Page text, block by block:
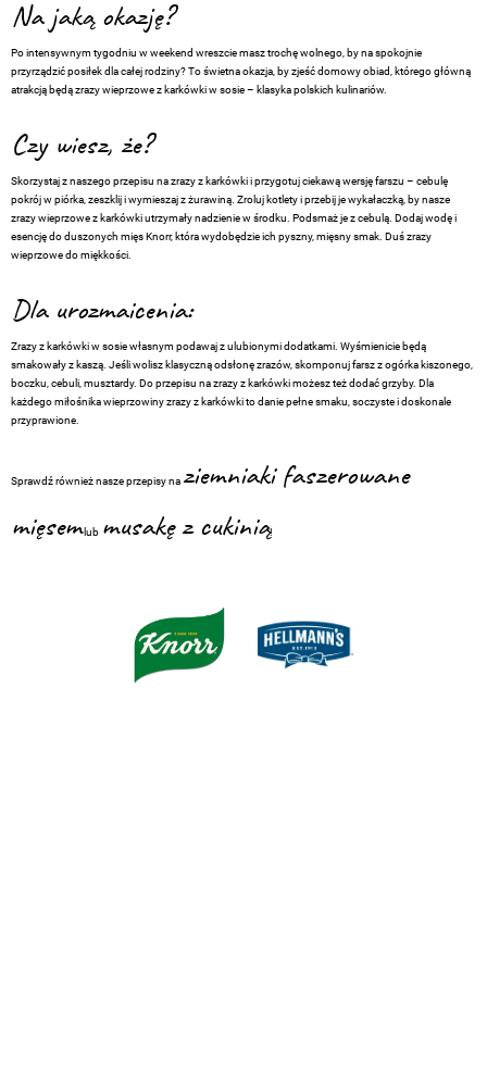
Na jaką okazję?
Po intensywnym tygodniu w weekend wreszcie masz trochę wolnego, by na spokojnie
przyrządzić posiłek dla całej rodziny? To świetna okazja, by zjeść domowy obiad, którego główną
atrakcją będą zrazy wieprzowe z karkówki w sosie – klasyka polskich kulinariów.
Czy wiesz, że?
Skorzystaj z naszego przepisu na zrazy z karkówki i przygotuj ciekawą wersję farszu – cebulę
pokrój w piórka, zeszklij i wymieszaj z żurawiną. Zroluj kotlety i przebij je wykałaczką, by nasze
zrazy wieprzowe z karkówki utrzymały nadzienie w środku. Podsmaż je z cebulą. Dodaj wodę i
esencję do duszonych mięs Knorr, która wydobędzie ich pyszny, mięsny smak. Duś zrazy
wieprzowe do miękkości.
Dla urozmaicenia:
Zrazy z karkówki w sosie własnym podawaj z ulubionymi dodatkami. Wyśmienicie będą
smakowały z kaszą. Jeśli wolisz klasyczną odsłonę zrazów, skomponuj farsz z ogórka kiszonego,
boczku, cebuli, musztardy. Do przepisu na zrazy z karkówki możesz też dodać grzyby. Dla
każdego miłośnika wieprzowiny zrazy z karkówki to danie pełne smaku, soczyste i doskonale
przyprawione.
Sprawdź również nasze przepisy naziemniaki faszerowane
mięsemlub musakę z cukinią!